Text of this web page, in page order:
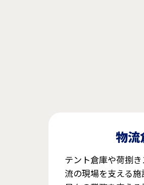
物流
テント倉庫や荷捌
流の現場を支える施